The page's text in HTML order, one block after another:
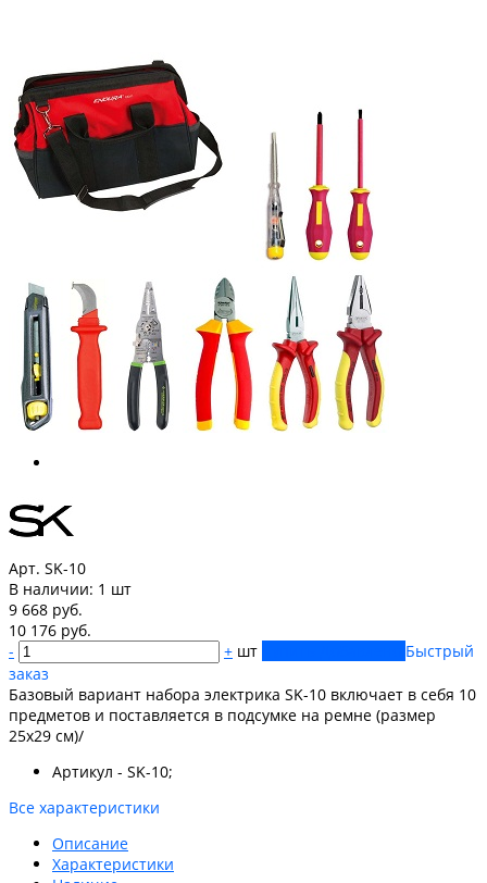
Арт. SK-10
В наличии: 1 шт
9 668 руб.
10 176 руб.
-
+ шт
Быстрый
заказ
Базовый вариант набора электрика SK-10 включает в себя 10
предметов и поставляется в подсумке на ремне (размер
25х29 см)/
Артикул - SK-10;
Все характеристики
Описание
Характеристики